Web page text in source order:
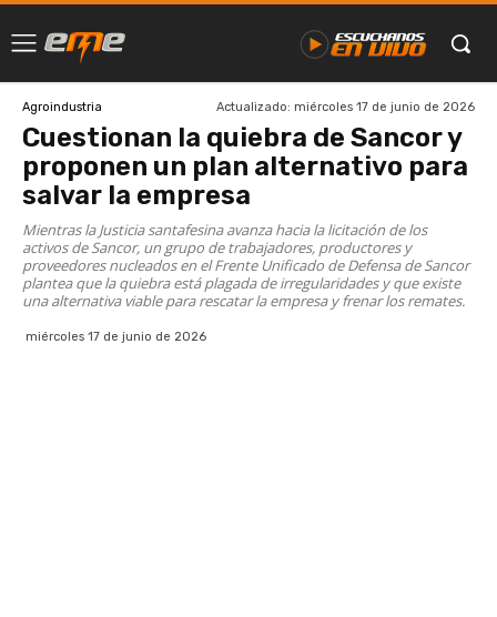
Agroindustria Actualizado: miércoles 17 de junio de 2026
Cuestionan la quiebra de Sancor y
proponen un plan alternativo para
salvar la empresa
Mientras la Justicia santafesina avanza hacia la licitación de los
activos de Sancor, un grupo de trabajadores, productores y
proveedores nucleados en el Frente Unificado de Defensa de Sancor
plantea que la quiebra está plagada de irregularidades y que existe
una alternativa viable para rescatar la empresa y frenar los remates.
miércoles 17 de junio de 2026